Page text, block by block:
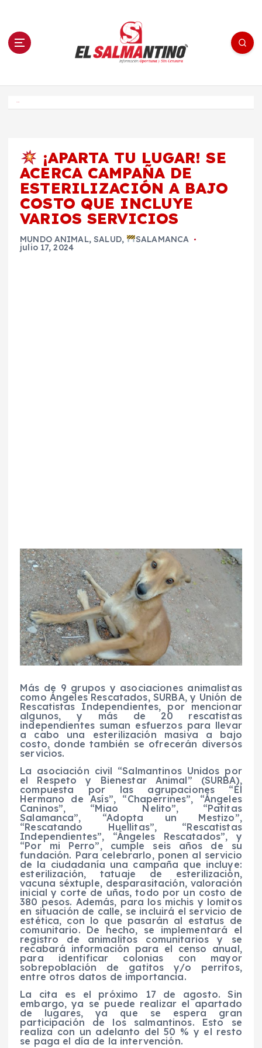
n El Salmantino - medios/noticias/editorial
¡APARTA TU LUGAR! SE
ACERCA CAMPAÑA DE
ESTERILIZACIÓN A BAJO
COSTO QUE INCLUYE
VARIOS SERVICIOS
MUNDO ANIMAL,SALUD, SALAMANCA
julio 17, 2024
Más de 9 grupos y asociaciones animalistas
como Ángeles Rescatados, SURBA, y Unión de
Rescatistas Independientes, por mencionar
algunos, y más de 20 rescatistas
independientes suman esfuerzos para llevar
a cabo una esterilización masiva a bajo
costo, donde también se ofrecerán diversos
servicios.
La asociación civil “Salmantinos Unidos por
el Respeto y Bienestar Animal” (SURBA),
compuesta por las agrupaciones “El
Hermano de Asís”, “Chaperrines”, “Ángeles
Caninos”, “Miao Nelito”, “Patitas
Salamanca”, “Adopta un Mestizo”,
“Rescatando Huellitas”, “Rescatistas
Independientes”, “Ángeles Rescatados”, y
“Por mi Perro”, cumple seis años de su
fundación. Para celebrarlo, ponen al servicio
de la ciudadanía una campaña que incluye:
esterilización, tatuaje de esterilización,
vacuna séxtuple, desparasitación, valoración
inicial y corte de uñas, todo por un costo de
380 pesos. Además, para los michis y lomitos
en situación de calle, se incluirá el servicio de
estética, con lo que pasarán al estatus de
comunitario. De hecho, se implementará el
registro de animalitos comunitarios y se
recabará información para el censo anual,
para identificar colonias con mayor
sobrepoblación de gatitos y/o perritos,
entre otros datos de importancia.
La cita es el próximo 17 de agosto. Sin
embargo, ya se puede realizar el apartado
de lugares, ya que se espera gran
participación de los salmantinos. Esto se
realiza con un adelanto del 50 % y el resto
se paga el día de la intervención.